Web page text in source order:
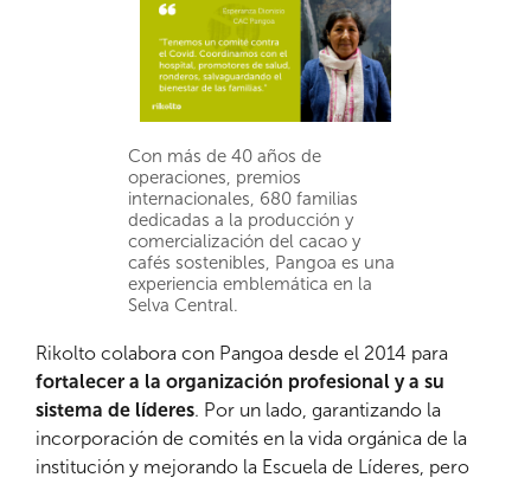
Con más de 40 años de
operaciones, premios
internacionales, 680 familias
dedicadas a la producción y
comercialización del cacao y
cafés sostenibles, Pangoa es una
experiencia emblemática en la
Selva Central.
Rikolto colabora con Pangoa desde el 2014 para
fortalecer a la organización profesional y a su
sistema de líderes. Por un lado, garantizando la
incorporación de comités en la vida orgánica de la
institución y mejorando la Escuela de Líderes, pero